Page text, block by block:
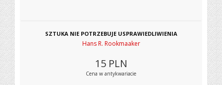
SZTUKA NIE POTRZEBUJE USPRAWIEDLIWIENIA
Hans R. Rookmaaker
15 PLN
Cena w antykwariacie